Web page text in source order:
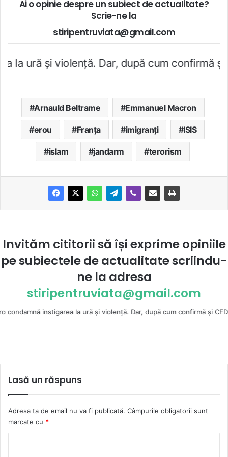
Ai o opinie despre un subiect de actualitate?
Scrie-ne la
stiripentruviata@gmail.com
violenţă. Dar, după cum confirmă şi
Arnauld Beltrame Emmanuel Macron
erou Franţa imigranți ISIS
islam jandarm terorism
Invităm cititorii să își exprime opiniile
pe subiectele de actualitate scriindu-
ne la adresa
stiripentruviata@gmail.com
instigarea la ură şi violenţă. Dar, după cum confirmă şi CEDO în
Lasă un răspuns
Adresa ta de email nu va fi publicată. Câmpurile obligatorii sunt
marcate cu *